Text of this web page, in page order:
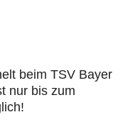
beim TSV Bayer
nur bis zum